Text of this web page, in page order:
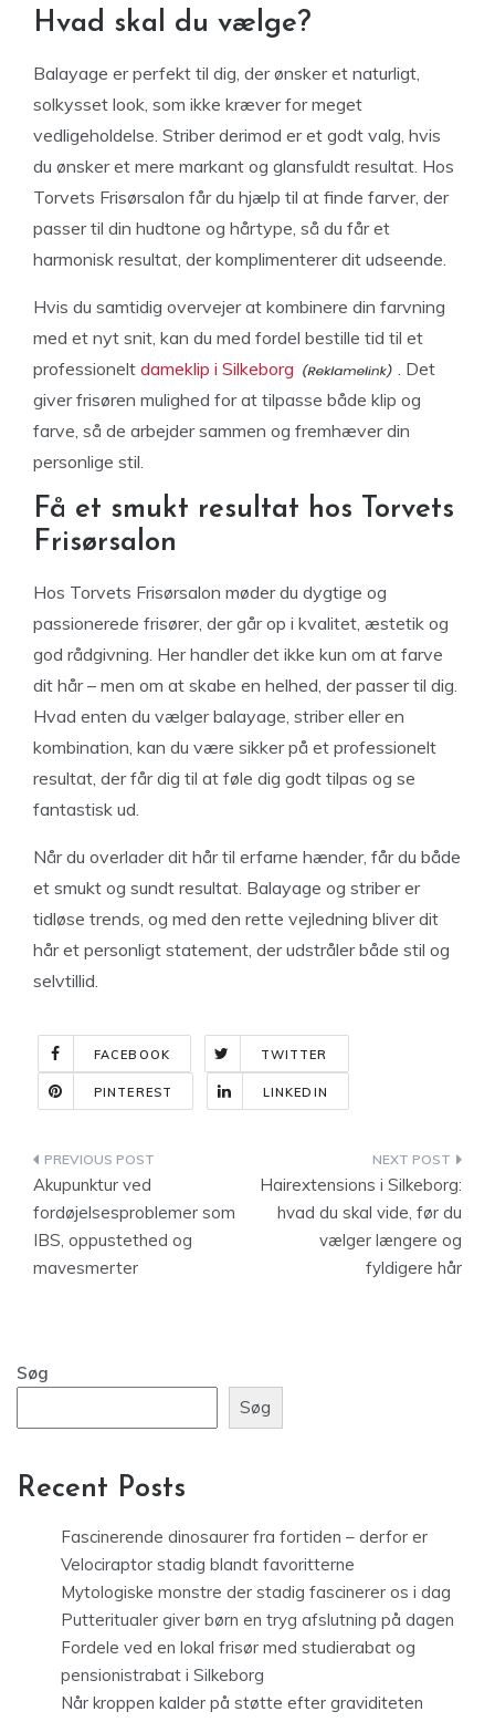
Hvad skal du vælge?
Balayage er perfekt til dig, der ønsker et naturligt,
solkysset look, som ikke kræver for meget
vedligeholdelse. Striber derimod er et godt valg, hvis
du ønsker et mere markant og glansfuldt resultat. Hos
Torvets Frisørsalon får du hjælp til at finde farver, der
passer til din hudtone og hårtype, så du får et
harmonisk resultat, der komplimenterer dit udseende.
Hvis du samtidig overvejer at kombinere din farvning
med et nyt snit, kan du med fordel bestille tid til et
professionelt dameklip i Silkeborg
. Det
giver frisøren mulighed for at tilpasse både klip og
farve, så de arbejder sammen og fremhæver din
personlige stil.
Få et smukt resultat hos Torvets
Frisørsalon
Hos Torvets Frisørsalon møder du dygtige og
passionerede frisører, der går op i kvalitet, æstetik og
god rådgivning. Her handler det ikke kun om at farve
dit hår – men om at skabe en helhed, der passer til dig.
Hvad enten du vælger balayage, striber eller en
kombination, kan du være sikker på et professionelt
resultat, der får dig til at føle dig godt tilpas og se
fantastisk ud.
Når du overlader dit hår til erfarne hænder, får du både
et smukt og sundt resultat. Balayage og striber er
tidløse trends, og med den rette vejledning bliver dit
hår et personligt statement, der udstråler både stil og
selvtillid.
FACEBOOK TWITTER
PINTEREST LINKEDIN
Indlægsnavigation
Akupunktur ved
fordøjelsesproblemer som
IBS, oppustethed og
mavesmerter
Hairextensions i Silkeborg:
hvad du skal vide, før du
vælger længere og
fyldigere hår
Søg
Søg
Recent Posts
Fascinerende dinosaurer fra fortiden – derfor er
Velociraptor stadig blandt favoritterne
Mytologiske monstre der stadig fascinerer os i dag
Putteritualer giver børn en tryg afslutning på dagen
Fordele ved en lokal frisør med studierabat og
pensionistrabat i Silkeborg
Når kroppen kalder på støtte efter graviditeten